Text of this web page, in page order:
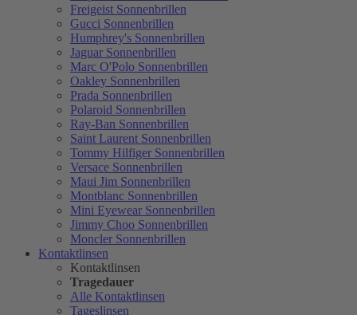
Freigeist Sonnenbrillen
Gucci Sonnenbrillen
Humphrey's Sonnenbrillen
Jaguar Sonnenbrillen
Marc O'Polo Sonnenbrillen
Oakley Sonnenbrillen
Prada Sonnenbrillen
Polaroid Sonnenbrillen
Ray-Ban Sonnenbrillen
Saint Laurent Sonnenbrillen
Tommy Hilfiger Sonnenbrillen
Versace Sonnenbrillen
Maui Jim Sonnenbrillen
Montblanc Sonnenbrillen
Mini Eyewear Sonnenbrillen
Jimmy Choo Sonnenbrillen
Moncler Sonnenbrillen
Kontaktlinsen
Kontaktlinsen
Tragedauer
Alle Kontaktlinsen
Tageslinsen